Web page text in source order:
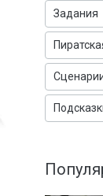
Задания